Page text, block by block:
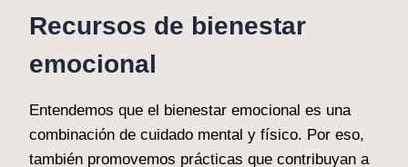
Recursos de bienestar
emocional
Entendemos que el bienestar emocional es una
combinación de cuidado mental y físico. Por eso,
también promovemos prácticas que contribuyan a